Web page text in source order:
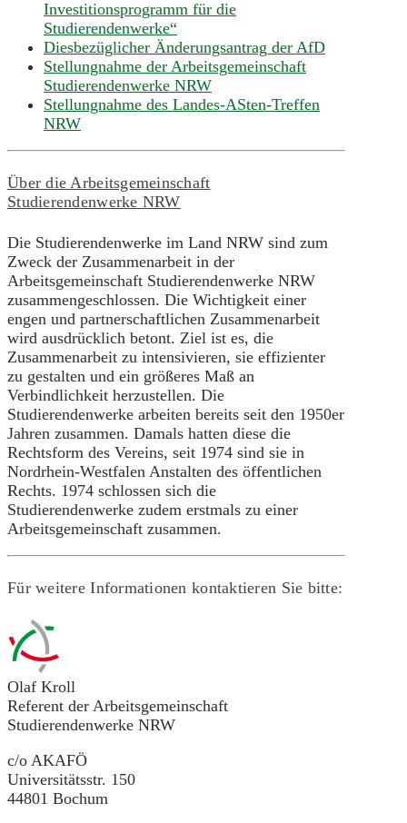
Investitionsprogramm für die
Studierendenwerke“
Diesbezüglicher Änderungsantrag der AfD
Stellungnahme der Arbeitsgemeinschaft
Studierendenwerke NRW
Stellungnahme des Landes-ASten-Treffen
NRW
Über die Arbeitsgemeinschaft
Studierendenwerke NRW
Die Studierendenwerke im Land NRW sind zum
Zweck der Zusammenarbeit in der
Arbeitsgemeinschaft Studierendenwerke NRW
zusammengeschlossen. Die Wichtigkeit einer
engen und partnerschaftlichen Zusammenarbeit
wird ausdrücklich betont. Ziel ist es, die
Zusammenarbeit zu intensivieren, sie effizienter
zu gestalten und ein größeres Maß an
Verbindlichkeit herzustellen. Die
Studierendenwerke arbeiten bereits seit den 1950er
Jahren zusammen. Damals hatten diese die
Rechtsform des Vereins, seit 1974 sind sie in
Nordrhein-Westfalen Anstalten des öffentlichen
Rechts. 1974 schlossen sich die
Studierendenwerke zudem erstmals zu einer
Arbeitsgemeinschaft zusammen.
Für weitere Informationen kontaktieren Sie bitte:
Olaf Kroll
Referent der Arbeitsgemeinschaft
Studierendenwerke NRW
c/o AKAFÖ
Universitätsstr. 150
44801 Bochum